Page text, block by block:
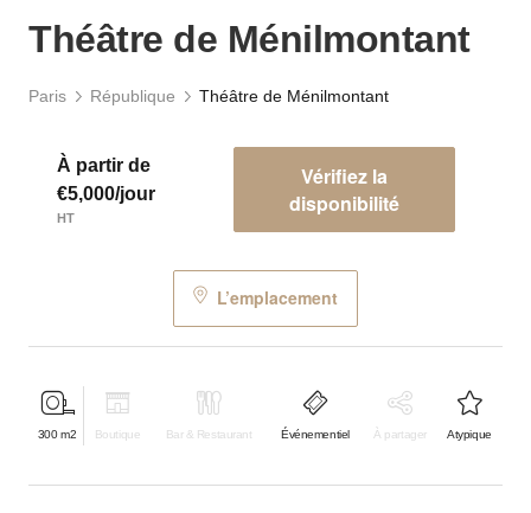
Théâtre de Ménilmontant
Paris République Théâtre de Ménilmontant
À partir de
€5,000/jour
HT
Vérifiez la
disponibilité
L’emplacement
300 m2 Boutique Bar & Restaurant Événementiel À partager Atypique